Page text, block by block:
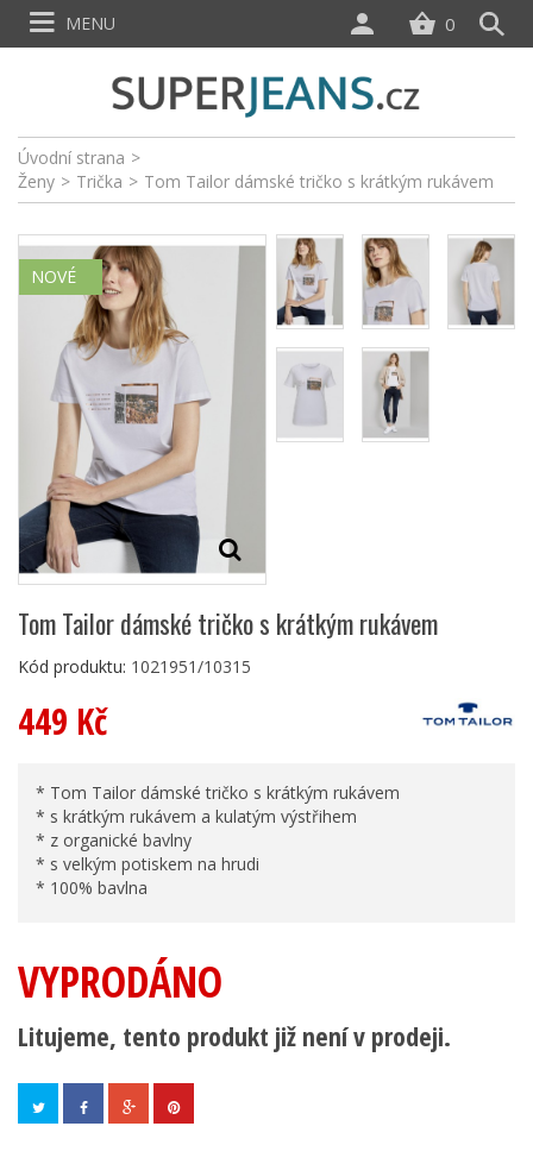
Úvodní strana >
Ženy > Trička > Tom Tailor dámské tričko s krátkým rukávem
NOVÉ
Tom Tailor dámské tričko s krátkým rukávem
Kód produktu: 1021951/10315
449 Kč
* Tom Tailor dámské tričko s krátkým rukávem
* s krátkým rukávem a kulatým výstřihem
* z organické bavlny
* s velkým potiskem na hrudi
* 100% bavlna
VYPRODÁNO
Litujeme, tento produkt již není v prodeji.
0
MENU